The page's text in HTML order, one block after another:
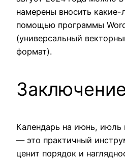
намерены вносить
помощью программы
(универсальный
формат).
Календарь на июнь, июль
— это практичный
ценит порядок и